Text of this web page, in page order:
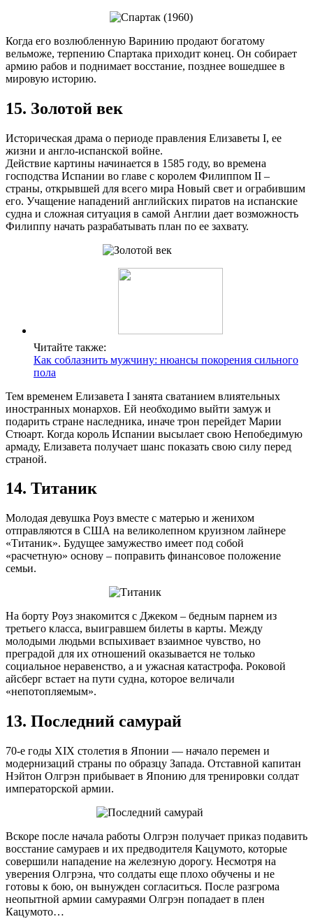
Когда его возлюбленную Варинию продают богатому
вельможе, терпению Спартака приходит конец. Он собирает
армию рабов и поднимает восстание, позднее вошедшее в
мировую историю.
15. Золотой век
Историческая драма о периоде правления Елизаветы I, ее
жизни и англо-испанской войне.
Действие картины начинается в 1585 году, во времена
господства Испании во главе с королем Филиппом II –
страны, открывшей для всего мира Новый свет и ограбившим
его. Учащение нападений английских пиратов на испанские
судна и сложная ситуация в самой Англии дает возможность
Филиппу начать разрабатывать план по ее захвату.
Читайте также:
Как соблазнить мужчину: нюансы покорения сильного
пола
Тем временем Елизавета I занята сватанием влиятельных
иностранных монархов. Ей необходимо выйти замуж и
подарить стране наследника, иначе трон перейдет Марии
Стюарт. Когда король Испании высылает свою Непобедимую
армаду, Елизавета получает шанс показать свою силу перед
страной.
14. Титаник
Молодая девушка Роуз вместе с матерью и женихом
отправляются в США на великолепном круизном лайнере
«Титаник». Будущее замужество имеет под собой
«расчетную» основу – поправить финансовое положение
семьи.
На борту Роуз знакомится с Джеком – бедным парнем из
третьего класса, выигравшем билеты в карты. Между
молодыми людьми вспыхивает взаимное чувство, но
преградой для их отношений оказывается не только
социальное неравенство, а и ужасная катастрофа. Роковой
айсберг встает на пути судна, которое величали
«непотопляемым».
13. Последний самурай
70-е годы XIX столетия в Японии — начало перемен и
модернизаций страны по образцу Запада. Отставной капитан
Нэйтон Олгрэн прибывает в Японию для тренировки солдат
императорской армии.
Вскоре после начала работы Олгрэн получает приказ подавить
восстание самураев и их предводителя Кацумото, которые
совершили нападение на железную дорогу. Несмотря на
уверения Олгрэна, что солдаты еще плохо обучены и не
готовы к бою, он вынужден согласиться. После разгрома
неопытной армии самураями Олгрэн попадает в плен
Кацумото…